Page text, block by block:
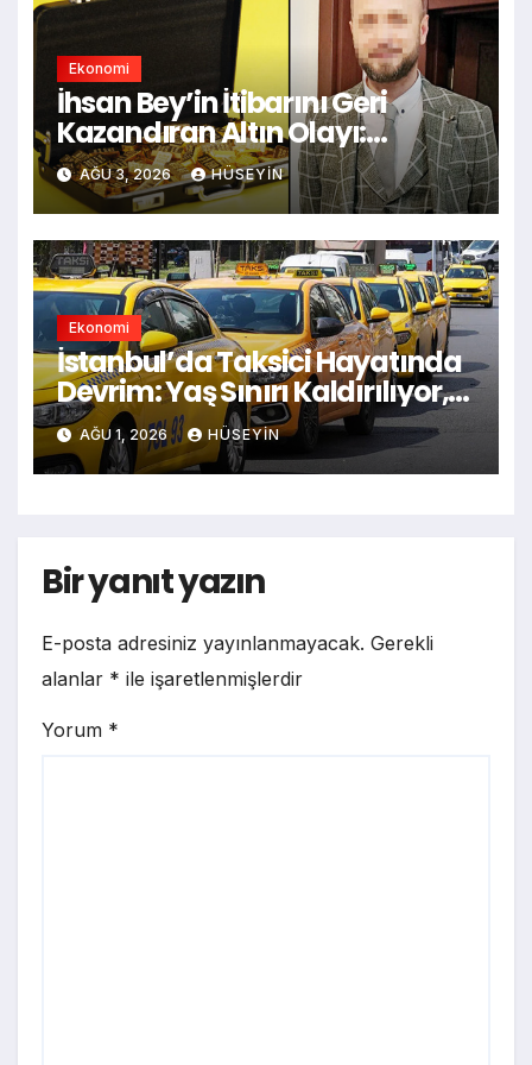
Ekonomi
İhsan Bey’in İtibarını Geri
Kazandıran Altın Olayı:
Kayseri’de Toptan
Kuyumculukta Şaşırtıcı
Gelişme
AĞU 3, 2026 HÜSEYIN
Ekonomi
İstanbul’da Taksici Hayatında
Devrim: Yaş Sınırı Kaldırılıyor,
Yeni Döneme Hazırlık
Tamamlandı
AĞU 1, 2026 HÜSEYIN
Bir yanıt yazın
E-posta adresiniz yayınlanmayacak. Gerekli
alanlar * ile işaretlenmişlerdir
Yorum *